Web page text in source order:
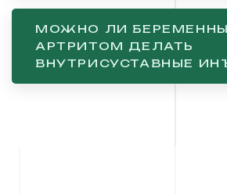
МОЖНО ЛИ
АРТРИТОМ ДЕЛАТЬ
ВНУТРИСУСТАВНЫЕ